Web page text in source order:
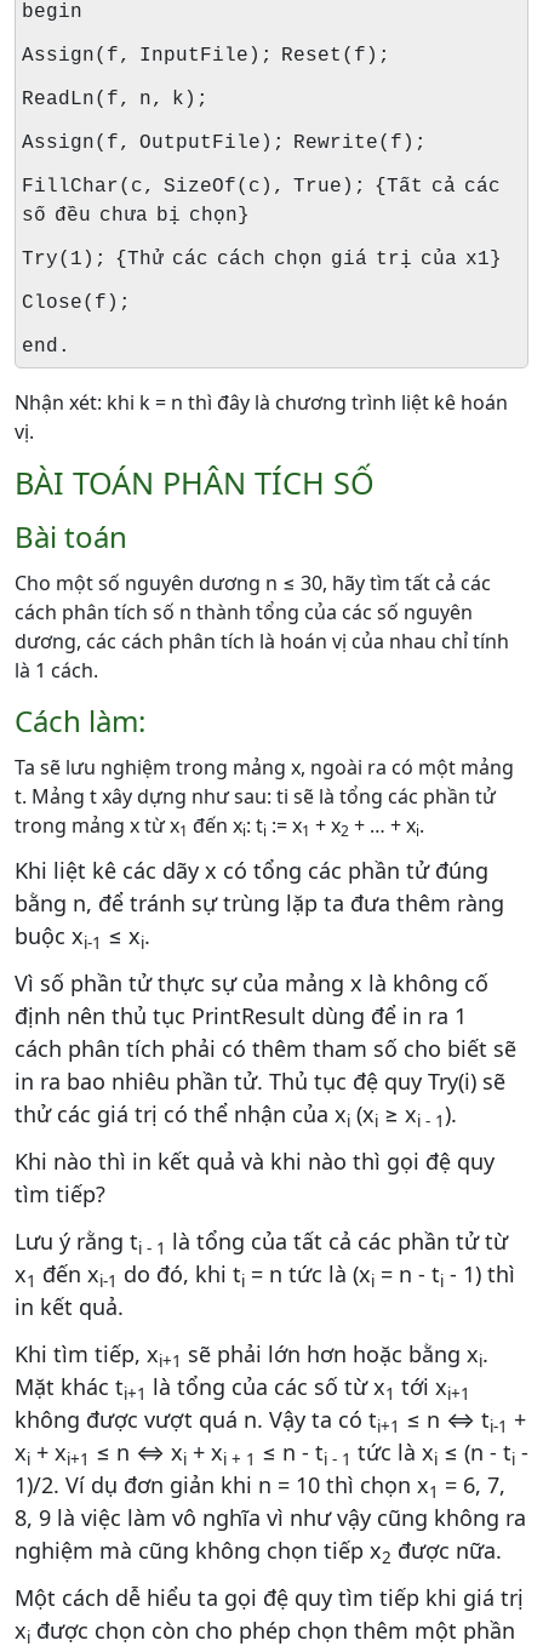
begin
Assign(f, InputFile); Reset(f);
ReadLn(f, n, k);
Assign(f, OutputFile); Rewrite(f);
FillChar(c, SizeOf(c), True); {Tất cả các
số đều chưa bị chọn}
Try(1); {Thử các cách chọn giá trị của x1}
Close(f);
end.
Nhận xét: khi k = n thì đây là chương trình liệt kê hoán
vị.
BÀI TOÁN PHÂN TÍCH SỐ
Bài toán
Cho một số nguyên dương n ≤ 30, hãy tìm tất cả các
cách phân tích số n thành tổng của các số nguyên
dương, các cách phân tích là hoán vị của nhau chỉ tính
là 1 cách.
Cách làm:
Ta sẽ lưu nghiệm trong mảng x, ngoài ra có một mảng
t. Mảng t xây dựng như sau: ti sẽ là tổng các phần tử
trong mảng x từ x1 đến xi: ti := x1 + x2 + … + xi.
Khi liệt kê các dãy x có tổng các phần tử đúng
bằng n, để tránh sự trùng lặp ta đưa thêm ràng
buộc xi-1 ≤ xi.
Vì số phần tử thực sự của mảng x là không cố
định nên thủ tục PrintResult dùng để in ra 1
cách phân tích phải có thêm tham số cho biết sẽ
in ra bao nhiêu phần tử. Thủ tục đệ quy Try(i) sẽ
thử các giá trị có thể nhận của xi (xi ≥ xi - 1).
Khi nào thì in kết quả và khi nào thì gọi đệ quy
tìm tiếp?
Lưu ý rằng ti - 1 là tổng của tất cả các phần tử từ
x1 đến xi-1 do đó, khi ti = n tức là (xi = n - ti - 1) thì
in kết quả.
Khi tìm tiếp, xi+1 sẽ phải lớn hơn hoặc bằng xi.
Mặt khác ti+1 là tổng của các số từ x1 tới xi+1
không được vượt quá n. Vậy ta có ti+1 ≤ n ⇔ ti-1 +
xi + xi+1 ≤ n ⇔ xi + xi + 1 ≤ n - ti - 1 tức là xi ≤ (n - ti -
1)/2. Ví dụ đơn giản khi n = 10 thì chọn x1 = 6, 7,
8, 9 là việc làm vô nghĩa vì như vậy cũng không ra
nghiệm mà cũng không chọn tiếp x2 được nữa.
Một cách dễ hiểu ta gọi đệ quy tìm tiếp khi giá trị
xi được chọn còn cho phép chọn thêm một phần